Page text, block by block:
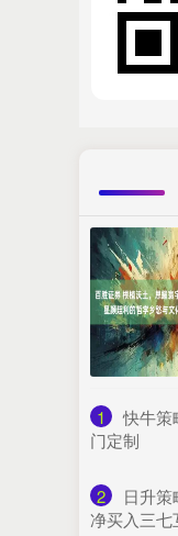
1
快牛策
门定制
2
日升策
净买入三七